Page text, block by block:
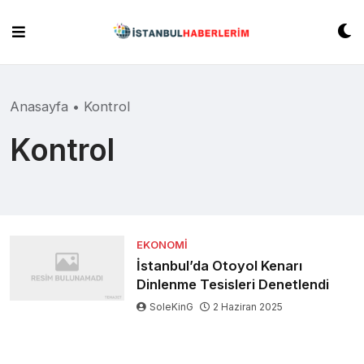
content
Anasayfa • Kontrol
Kontrol
EKONOMI
İstanbul’da Otoyol Kenarı
Dinlenme Tesisleri Denetlendi
SoleKinG 2 Haziran 2025